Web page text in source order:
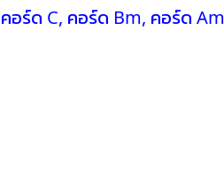
คอร์ด C, คอร์ด Bm, คอร์ด Am